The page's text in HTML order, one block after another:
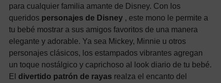
para cualquier familia amante de Disney. Con los
queridos personajes de Disney , este mono le permite a
tu bebé mostrar a sus amigos favoritos de una manera
elegante y adorable. Ya sea Mickey, Minnie u otros
personajes clásicos, los estampados vibrantes agregan
un toque nostálgico y caprichoso al look diario de tu bebé.
El divertido patrón de rayas realza el encanto del